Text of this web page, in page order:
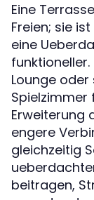
Eine
Freien; sie
eine
funktioneller.
Lounge
Spielzimmer
Erweiterung
engere
gleichzeitig
beitragen,